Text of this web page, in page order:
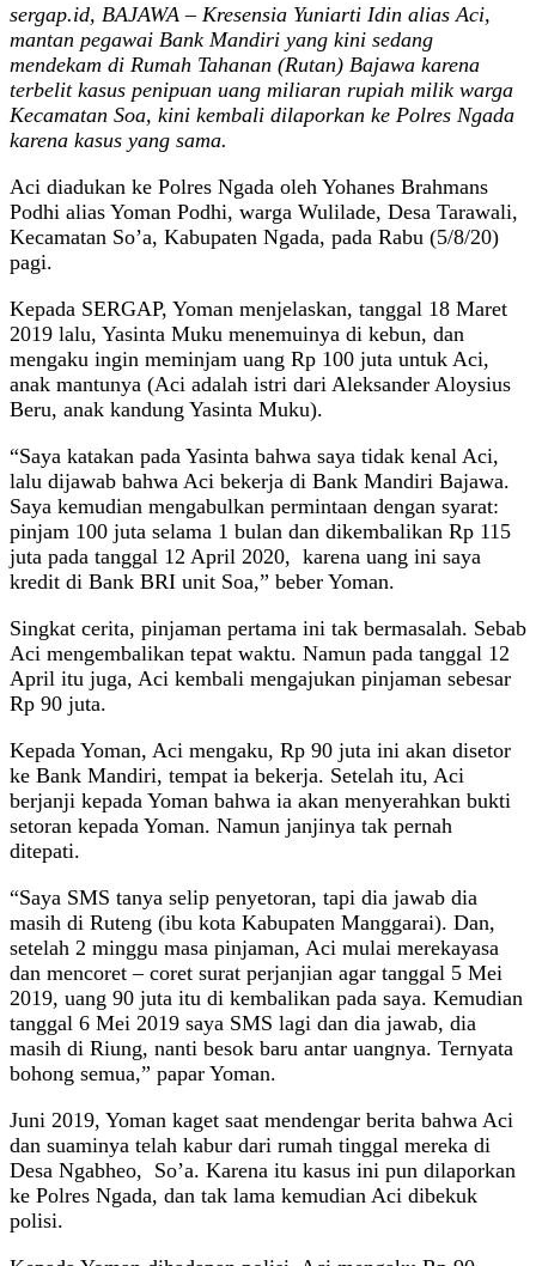
sergap.id, BAJAWA – Kresensia Yuniarti Idin alias Aci,
mantan pegawai Bank Mandiri yang kini sedang
mendekam di Rumah Tahanan (Rutan) Bajawa karena
terbelit kasus penipuan uang miliaran rupiah milik warga
Kecamatan Soa, kini kembali dilaporkan ke Polres Ngada
karena kasus yang sama.
Aci diadukan ke Polres Ngada oleh Yohanes Brahmans
Podhi alias Yoman Podhi, warga Wulilade, Desa Tarawali,
Kecamatan So’a, Kabupaten Ngada, pada Rabu (5/8/20)
pagi.
Kepada SERGAP, Yoman menjelaskan, tanggal 18 Maret
2019 lalu, Yasinta Muku menemuinya di kebun, dan
mengaku ingin meminjam uang Rp 100 juta untuk Aci,
anak mantunya (Aci adalah istri dari Aleksander Aloysius
Beru, anak kandung Yasinta Muku).
“Saya katakan pada Yasinta bahwa saya tidak kenal Aci,
lalu dijawab bahwa Aci bekerja di Bank Mandiri Bajawa.
Saya kemudian mengabulkan permintaan dengan syarat:
pinjam 100 juta selama 1 bulan dan dikembalikan Rp 115
juta pada tanggal 12 April 2020, karena uang ini saya
kredit di Bank BRI unit Soa,” beber Yoman.
Singkat cerita, pinjaman pertama ini tak bermasalah. Sebab
Aci mengembalikan tepat waktu. Namun pada tanggal 12
April itu juga, Aci kembali mengajukan pinjaman sebesar
Rp 90 juta.
Kepada Yoman, Aci mengaku, Rp 90 juta ini akan disetor
ke Bank Mandiri, tempat ia bekerja. Setelah itu, Aci
berjanji kepada Yoman bahwa ia akan menyerahkan bukti
setoran kepada Yoman. Namun janjinya tak pernah
ditepati.
“Saya SMS tanya selip penyetoran, tapi dia jawab dia
masih di Ruteng (ibu kota Kabupaten Manggarai). Dan,
setelah 2 minggu masa pinjaman, Aci mulai merekayasa
dan mencoret – coret surat perjanjian agar tanggal 5 Mei
2019, uang 90 juta itu di kembalikan pada saya. Kemudian
tanggal 6 Mei 2019 saya SMS lagi dan dia jawab, dia
masih di Riung, nanti besok baru antar uangnya. Ternyata
bohong semua,” papar Yoman.
Juni 2019, Yoman kaget saat mendengar berita bahwa Aci
dan suaminya telah kabur dari rumah tinggal mereka di
Desa Ngabheo, So’a. Karena itu kasus ini pun dilaporkan
ke Polres Ngada, dan tak lama kemudian Aci dibekuk
polisi.